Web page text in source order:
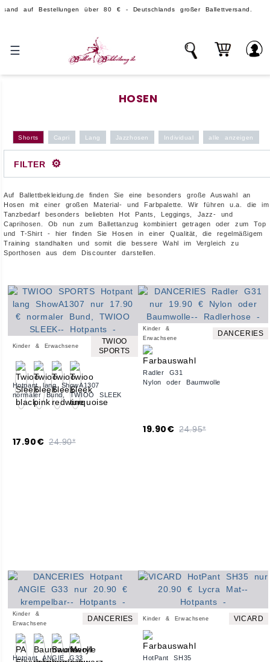
auf Bestellungen über 80 € - Deutschlands großer Ballettversand.
☰
HOSEN
Shorts Capri Lang Jazzhosen Individual alle anzeigen
FILTER ⚙
Auf Ballettbekleidung.de finden Sie eine besonders große Auswahl an
Hosen mit einer großen Material- und Farbpalette. Wir führen u.a. die im
Tanzbedarf besonders beliebten Hot Pants, Leggings, Jazz- und
Caprihosen. Ob nun zum Ballettanzug kombiniert getragen oder zum Top
und T-Shirt - hier finden Sie Hosen in einer Qualität, die regelmäßigem
Training standhalten und somit die bessere Wahl im Vergleich zu
Sporthosen aus dem Discounter darstellen.
Kinder & Erwachsene
TWIOO
SPORTS
Hotpant lang ShowA1307
normaler Bund, TWIOO SLEEK
17.90€ 24.90*
Kinder &
Erwachsene
DANCERIES
Radler G31
Nylon oder Baumwolle
19.90€ 24.95*
Kinder &
Erwachsene
DANCERIES
Hotpant ANGIE G33
Kinder & Erwachsene VICARD
HotPant SH35